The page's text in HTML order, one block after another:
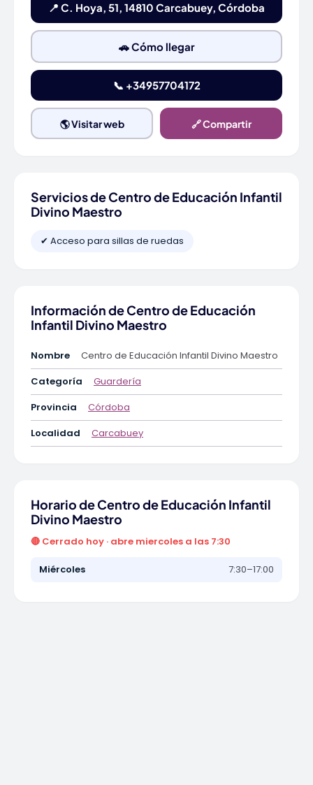
📍 C. Hoya, 51, 14810 Carcabuey, Córdoba
🚗 Cómo llegar
📞 +34957704172
🌎 Visitar web 🔗 Compartir
Servicios de Centro de Educación Infantil
Divino Maestro
✔ Acceso para sillas de ruedas
Información de Centro de Educación
Infantil Divino Maestro
Nombre
Centro de Educación Infantil Divino Maestro
Categoría
Guardería
Provincia
Córdoba
Localidad
Carcabuey
Horario de Centro de Educación Infantil
Divino Maestro
🔴 Cerrado hoy · abre miercoles a las 7:30
Miércoles 7:30–17:00